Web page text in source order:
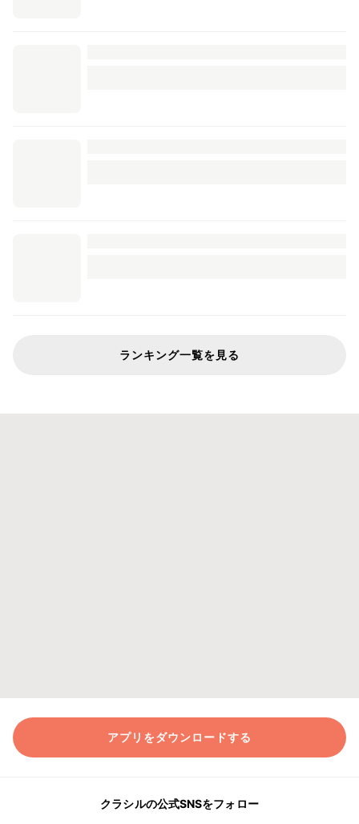
ランキング一覧を見る
アプリをダウンロードする
クラシルの公式SNSをフォロー